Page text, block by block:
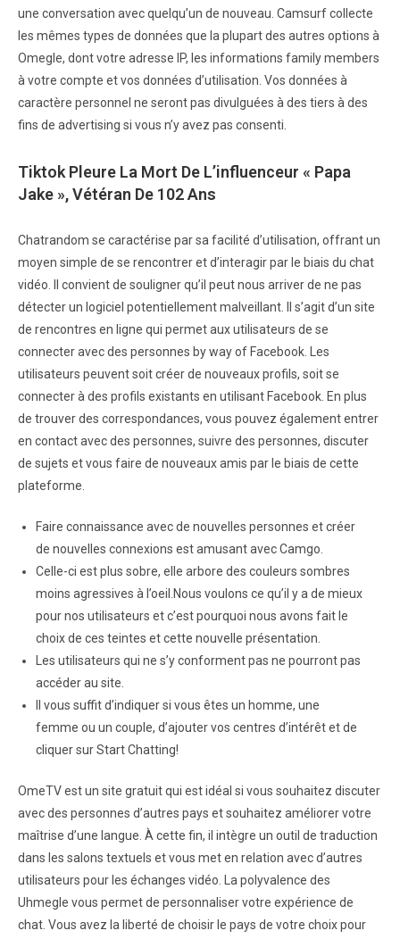
une conversation avec quelqu’un de nouveau. Camsurf collecte
les mêmes types de données que la plupart des autres options à
Omegle, dont votre adresse IP, les informations family members
à votre compte et vos données d’utilisation. Vos données à
caractère personnel ne seront pas divulguées à des tiers à des
fins de advertising si vous n’y avez pas consenti.
Tiktok Pleure La Mort De L’influenceur « Papa
Jake », Vétéran De 102 Ans
Chatrandom se caractérise par sa facilité d’utilisation, offrant un
moyen simple de se rencontrer et d’interagir par le biais du chat
vidéo. Il convient de souligner qu’il peut nous arriver de ne pas
détecter un logiciel potentiellement malveillant. Il s’agit d’un site
de rencontres en ligne qui permet aux utilisateurs de se
connecter avec des personnes by way of Facebook. Les
utilisateurs peuvent soit créer de nouveaux profils, soit se
connecter à des profils existants en utilisant Facebook. En plus
de trouver des correspondances, vous pouvez également entrer
en contact avec des personnes, suivre des personnes, discuter
de sujets et vous faire de nouveaux amis par le biais de cette
plateforme.
Faire connaissance avec de nouvelles personnes et créer
de nouvelles connexions est amusant avec Camgo.
Celle-ci est plus sobre, elle arbore des couleurs sombres
moins agressives à l’oeil.Nous voulons ce qu’il y a de mieux
pour nos utilisateurs et c’est pourquoi nous avons fait le
choix de ces teintes et cette nouvelle présentation.
Les utilisateurs qui ne s’y conforment pas ne pourront pas
accéder au site.
Il vous suffit d’indiquer si vous êtes un homme, une
femme ou un couple, d’ajouter vos centres d’intérêt et de
cliquer sur Start Chatting!
OmeTV est un site gratuit qui est idéal si vous souhaitez discuter
avec des personnes d’autres pays et souhaitez améliorer votre
maîtrise d’une langue. À cette fin, il intègre un outil de traduction
dans les salons textuels et vous met en relation avec d’autres
utilisateurs pour les échanges vidéo. La polyvalence des
Uhmegle vous permet de personnaliser votre expérience de
chat. Vous avez la liberté de choisir le pays de votre choix pour